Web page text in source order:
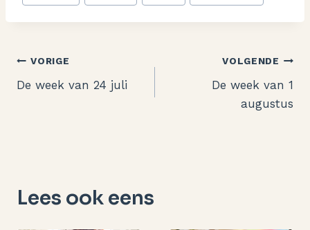
tags:
Bericht
navigatie
VORIGE
De week van 24 juli
VOLGENDE
De week van 1
augustus
Lees ook eens